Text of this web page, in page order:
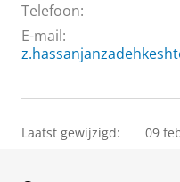
Telefoon:
E-mail:
Laatst gewijzigd: 09